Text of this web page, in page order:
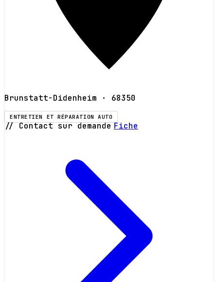
Brunstatt-Didenheim · 68350
ENTRETIEN ET RÉPARATION AUTO
// Contact sur demande Fiche